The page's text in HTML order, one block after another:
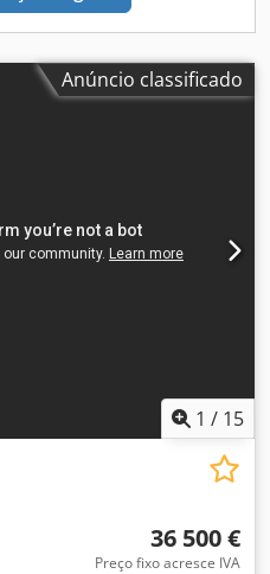
Anúncio classificado
1 / 15
36 500 €
Preço fixo acresce IVA